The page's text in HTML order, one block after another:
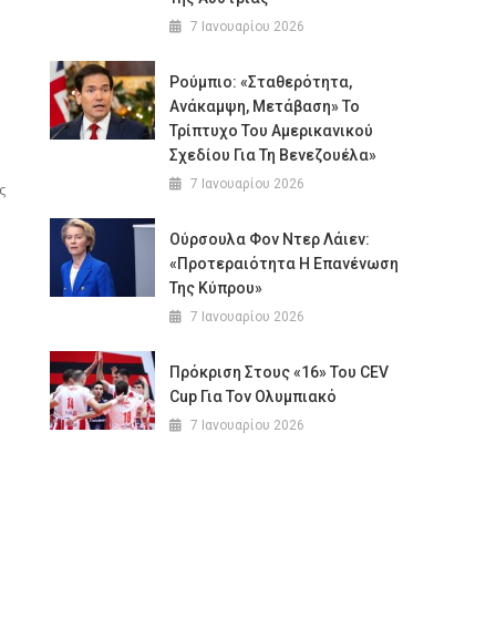
7 Ιανουαρίου 2026
Ρούμπιο: «Σταθερότητα,
Ανάκαμψη, Μετάβαση» Το
Τρίπτυχο Του Αμερικανικού
Σχεδίου Για Τη Βενεζουέλα»
7 Ιανουαρίου 2026
Ούρσουλα Φον Ντερ Λάιεν:
«Προτεραιότητα Η Επανένωση
Της Κύπρου»
7 Ιανουαρίου 2026
Πρόκριση Στους «16» Του CEV
Cup Για Τον Ολυμπιακό
7 Ιανουαρίου 2026